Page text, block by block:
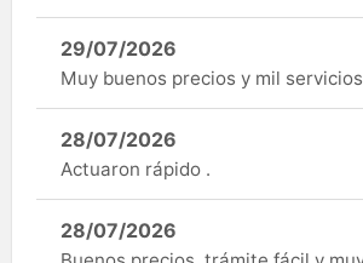
29/07/2026
Muy buenos precios y mil servicios
28/07/2026
Actuaron rápido .
28/07/2026